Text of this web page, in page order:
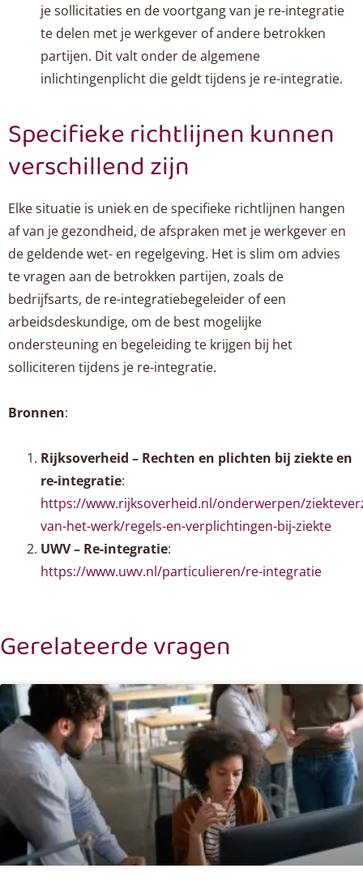
je sollicitaties en de voortgang van je re-integratie
te delen met je werkgever of andere betrokken
partijen. Dit valt onder de algemene
inlichtingenplicht die geldt tijdens je re-integratie.
Specifieke richtlijnen kunnen
verschillend zijn
Elke situatie is uniek en de specifieke richtlijnen hangen
af van je gezondheid, de afspraken met je werkgever en
de geldende wet- en regelgeving. Het is slim om advies
te vragen aan de betrokken partijen, zoals de
bedrijfsarts, de re-integratiebegeleider of een
arbeidsdeskundige, om de best mogelijke
ondersteuning en begeleiding te krijgen bij het
solliciteren tijdens je re-integratie.
Bronnen:
Rijksoverheid – Rechten en plichten bij ziekte en
re-integratie:
https://www.rijksoverheid.nl/onderwerpen/
van-het-werk/regels-en-verplichtingen-bij-ziekte
UWV – Re-integratie:
https://www.uwv.nl/particulieren/re-integratie
Gerelateerde vragen